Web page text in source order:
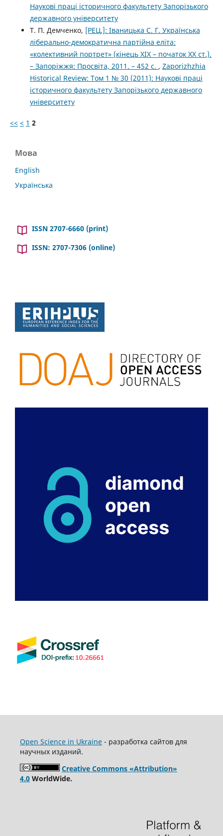
Наукові праці історичного факультету Запорізького
державного університету
Т. П. Демченко, [РЕЦ.]: Іваницька С. Г. Українська
ліберально-демократична партійна еліта:
«колективний портрет» (кінець ХІХ – початок ХХ ст.).
– Запоріжжя: Просвіта, 2011. – 452 с. , Zaporizhzhia
Historical Review: Том 1 № 30 (2011): Наукові праці
історичного факультету Запорізького державного
університету
<< < 1 2
Мова
English
Українська
ISSN 2707-6660 (print)
ISSN: 2707-7306 (online)
Open Science in Ukraine- разработка сайтов для
научных изданий.
Creative Commons «Attribution»
4.0WorldWide.